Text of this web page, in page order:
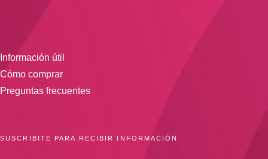
Información útil
Cómo comprar
Preguntas frecuentes
SUSCRIBITE PARA RECIBIR INFORMACIÓN